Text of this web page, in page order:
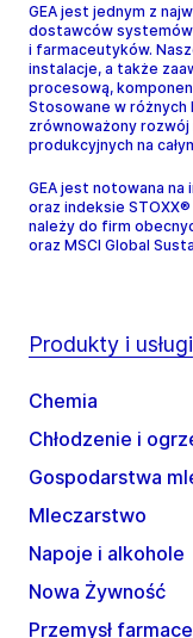
GEA jest jednym z
dostawców
i farmaceutyków.
instalacje, a także
procesową,
Stosowane w różnych
zrównoważony
produkcyjnych na
GEA jest notowana na
oraz indeksie
należy do firm
oraz MSCI Global
Produkty i usługi
Chemia
Chłodzenie i
Gospodarstwa
Mleczarstwo
Napoje i alkohole
Nowa Żywność
Przemysł